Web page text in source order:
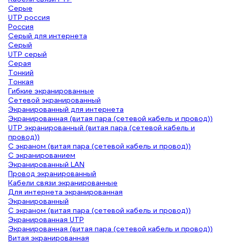
Серые
UTP россия
Россия
Серый для интернета
Серый
UTP серый
Серая
Тонкий
Тонкая
Гибкие экранированные
Сетевой экранированный
Экранированный для интернета
Экранированная (витая пара (сетевой кабель и провод))
UTP экранированный (витая пара (сетевой кабель и
провод))
С экраном (витая пара (сетевой кабель и провод))
С экранированием
Экранированный LAN
Провод экранированный
Кабели связи экранированные
Для интернета экранированная
Экранированный
С экраном (витая пара (сетевой кабель и провод))
Экранированная UTP
Экранированная (витая пара (сетевой кабель и провод))
Витая экранированная